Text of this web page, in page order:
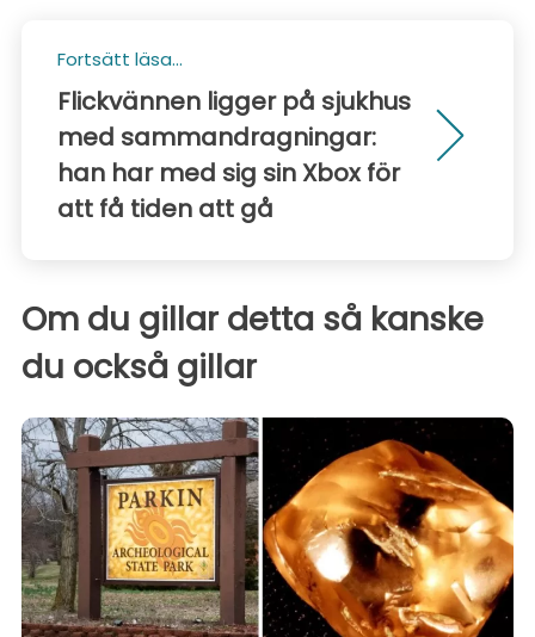
Fortsätt läsa...
Flickvännen ligger på sjukhus
med sammandragningar:
han har med sig sin Xbox för
att få tiden att gå
Om du gillar detta så kanske
du också gillar